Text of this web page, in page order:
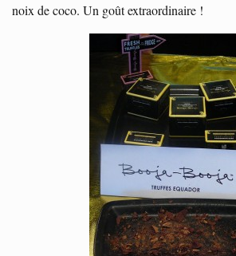
noix de coco. Un goût extraordinaire !